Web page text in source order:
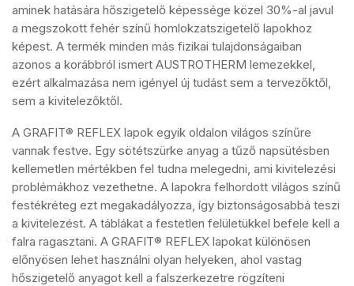
aminek hatására hőszigetelő képessége közel 30%-al javul
a megszokott fehér színű homlokzatszigetelő lapokhoz
képest. A termék minden más fizikai tulajdonságaiban
azonos a korábbról ismert AUSTROTHERM lemezekkel,
ezért alkalmazása nem igényel új tudást sem a tervezőktől,
sem a kivitelezőktől.
A GRAFIT® REFLEX lapok egyik oldalon világos színűre
vannak festve. Egy sötétszürke anyag a tűző napsütésben
kellemetlen mértékben fel tudna melegedni, ami kivitelezési
problémákhoz vezethetne. A lapokra felhordott világos színű
festékréteg ezt megakadályozza, így biztonságosabbá teszi
a kivitelezést. A táblákat a festetlen felületükkel befele kell a
falra ragasztani. A GRAFIT® REFLEX lapokat különösen
előnyösen lehet használni olyan helyeken, ahol vastag
hőszigetelő anyagot kell a falszerkezetre rögzíteni